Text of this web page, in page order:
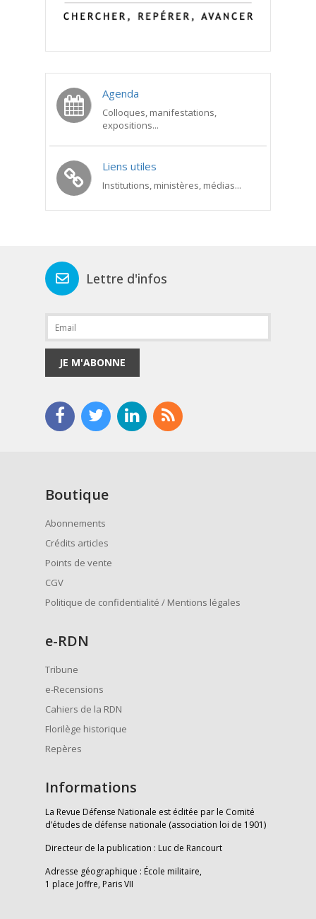
Agenda
Colloques, manifestations,
expositions...
Liens utiles
Institutions, ministères, médias...
Lettre d'infos
JE M'ABONNE
Boutique
Abonnements
Crédits articles
Points de vente
CGV
Politique de confidentialité / Mentions légales
e-RDN
Tribune
e-Recensions
Cahiers de la RDN
Florilège historique
Repères
Informations
La Revue Défense Nationale est éditée par le Comité
d’études de défense nationale (association loi de 1901)
Directeur de la publication : Luc de Rancourt
Adresse géographique : École militaire,
1 place Joffre, Paris VII